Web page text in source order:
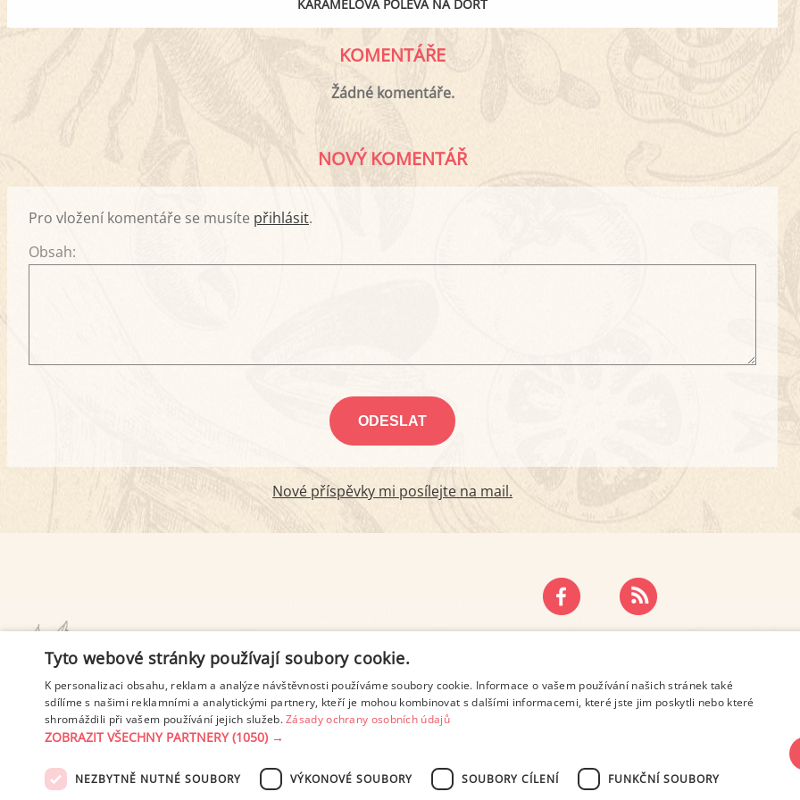
KARAMELOVÁ POLEVA NA DORT
KOMENTÁŘE
Žádné komentáře.
NOVÝ KOMENTÁŘ
Pro vložení komentáře se musíte přihlásit.
Obsah:
Nové příspěvky mi posílejte na mail.
PODMÍNKY UŽITÍ ZÁSADY OCHRANY OSOBNÍCH ÚDAJŮ
Tyto webové stránky používají soubory cookie.
K personalizaci obsahu, reklam a analýze návštěvnosti používáme soubory cookie. Informace o vašem používání našich stránek také
sdílíme s našimi reklamními a analytickými partnery, kteří je mohou kombinovat s dalšími informacemi, které jste jim poskytli nebo které
shromáždili při vašem používání jejich služeb.Zásady ochrany osobních údajů
ZOBRAZIT VŠECHNY PARTNERY(1050) →
NEZBYTNĚ NUTNÉ SOUBORY VÝKONOVÉ SOUBORY SOUBORY CÍLENÍ FUNKČNÍ SOUBORY